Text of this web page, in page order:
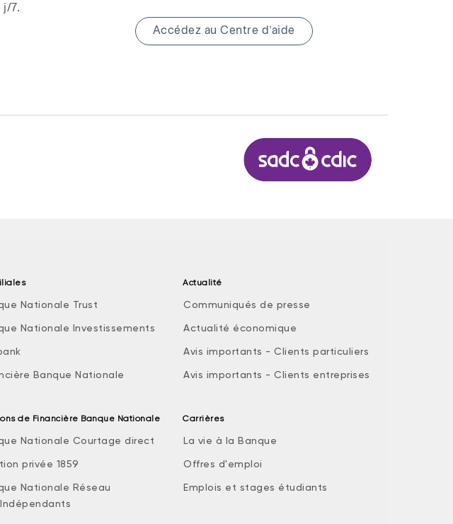
j/7.
Accédez au Centre d’aide
Nationale Trust
Nationale Investissements
Banque Nationale
de Financière Banque Nationale
Nationale Courtage direct
privée 1859
Nationale Réseau
Actualité
Communiqués de presse
Actualité économique
Avis importants - Clients particuliers
Avis importants - Clients entreprises
Carrières
La vie à la Banque
Offres d'emploi
Emplois et stages étudiants